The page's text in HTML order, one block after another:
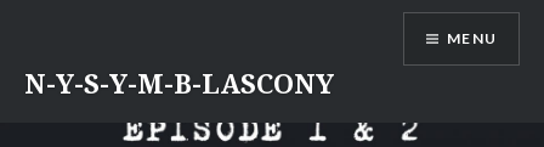
contenu
N-Y-S-Y-M-B-LASCONY
MENU